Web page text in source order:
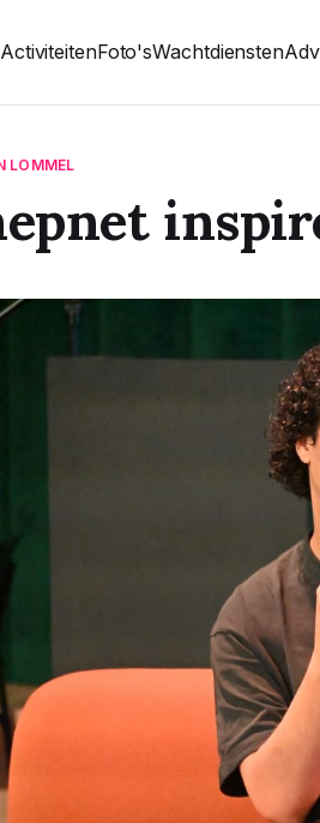
ActiviteitenFoto'sWachtdiensten
LOMMEL